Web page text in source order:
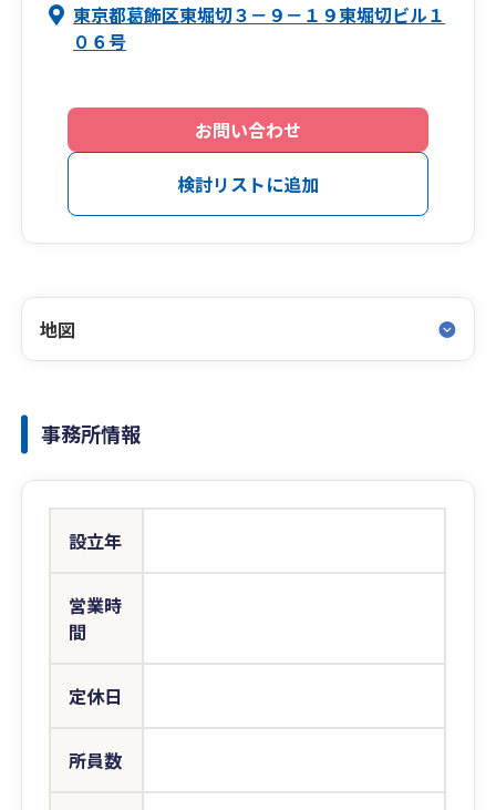
東京都葛飾区東堀切３－９－１９東堀切ビル１
０６号
お問い合わせ
検討リストに追加
地図
事務所情報
設立年
営業時
間
定休日
所員数